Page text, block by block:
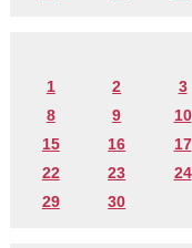
1 2 3
8
9 10
15
16 17
22
23 24
29
30